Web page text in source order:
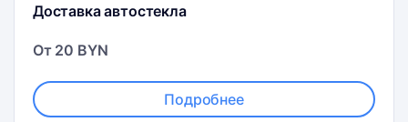
Доставка автостекла
От 20 BYN
Подробнее